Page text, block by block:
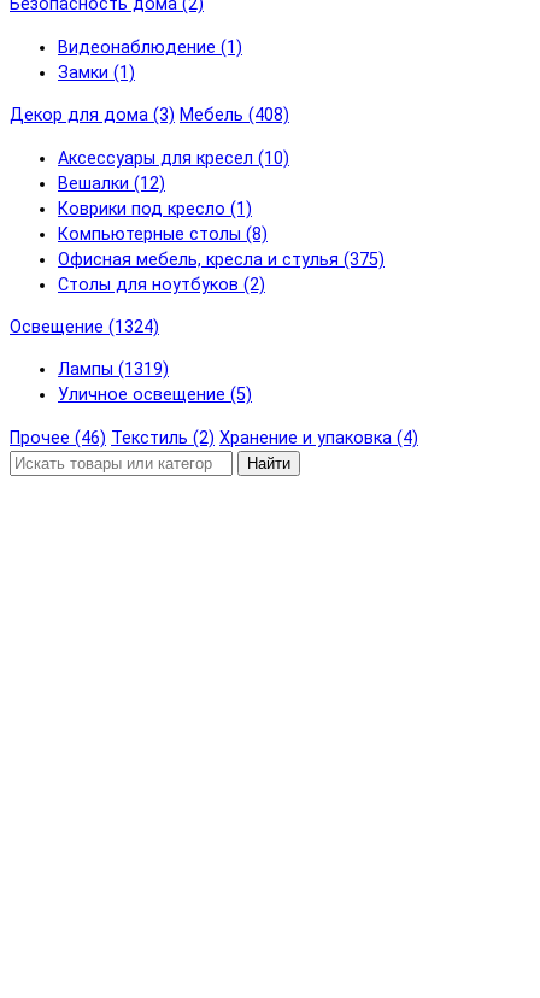
Безопасность дома (2)
Видеонаблюдение (1)
Замки (1)
Декор для дома (3) Мебель (408)
Аксессуары для кресел (10)
Вешалки (12)
Коврики под кресло (1)
Компьютерные столы (8)
Офисная мебель, кресла и стулья (375)
Столы для ноутбуков (2)
Освещение (1324)
Лампы (1319)
Уличное освещение (5)
Прочее (46) Текстиль (2) Хранение и упаковка (4)
Найти